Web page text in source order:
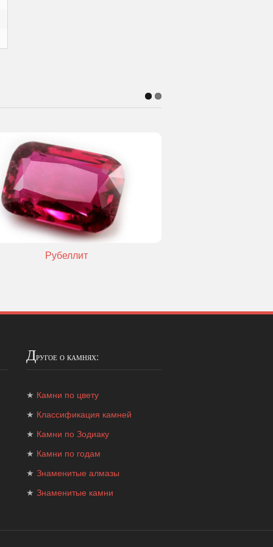
Рубеллит
Другое о камнях:
★ Камни по цвету
★ Классификация камней
★ Камни по Зодиаку
★ Камни по годам
★ Знаменитые алмазы
★ Знаменитые камни